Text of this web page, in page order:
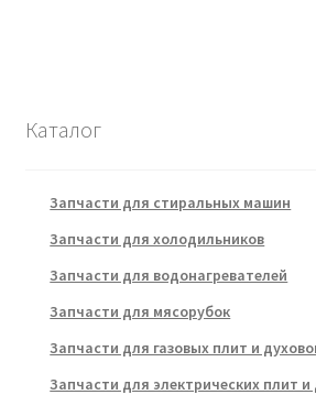
Каталог
Запчасти для стиральных машин
Запчасти для холодильников
Запчасти для водонагревателей
Запчасти для мясорубок
Запчасти для газовых плит и
Запчасти для электрических плит и